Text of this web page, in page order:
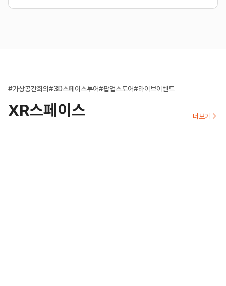
#가상공간회의 #3D스페이스투어#팝업스토어#라이브이벤트
XR스페이스 더보기 